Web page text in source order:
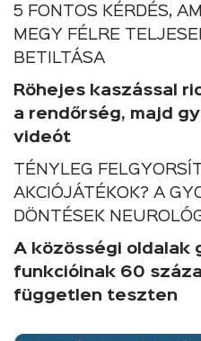
5 FONTOS KÉRDÉS,
MEGY FÉLRE
BETILTÁSA
Röhejes kaszással
a rendőrség, majd
videót
TÉNYLEG
AKCIÓJÁTÉKOK? A
DÖNTÉSEK
A közösségi oldalak
funkcióinak 60
független teszten